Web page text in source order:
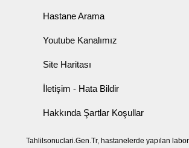
Hastane Arama
Youtube Kanalımız
Site Haritası
İletişim - Hata Bildir
Hakkında Şartlar Koşullar
Tahlilsonuclari.Gen.Tr, hastanelerde yapılan